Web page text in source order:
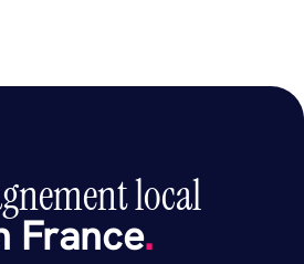
local
France.